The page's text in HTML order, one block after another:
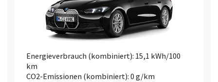
Energieverbrauch (kombiniert): 15,1 kWh/100
km
CO2-Emissionen (kombiniert): 0 g/km